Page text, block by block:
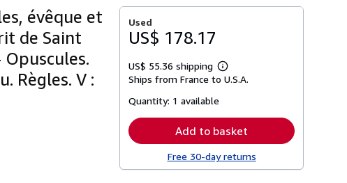
évêque et
de Saint
Opuscules.
Règles. V :
Used
US$ 178.17
US$ 55.36 shipping
Learn
more
Ships from France to U.S.A.
Quantity: 1 available
Add to basket
Free 30-day returns